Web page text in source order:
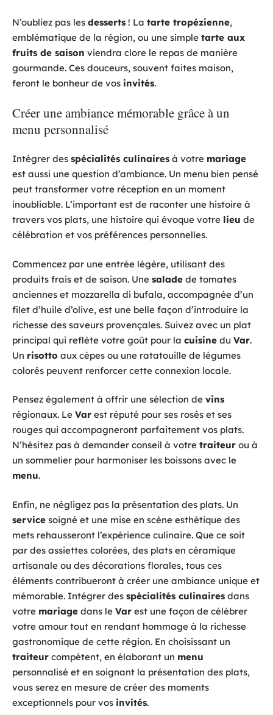
N’oubliez pas les desserts ! La tarte tropézienne,
emblématique de la région, ou une simple tarte aux
fruits de saison viendra clore le repas de manière
gourmande. Ces douceurs, souvent faites maison,
feront le bonheur de vos invités.
Créer une ambiance mémorable grâce à un
menu personnalisé
Intégrer des spécialités culinaires à votre mariage
est aussi une question d’ambiance. Un menu bien pensé
peut transformer votre réception en un moment
inoubliable. L’important est de raconter une histoire à
travers vos plats, une histoire qui évoque votre lieu de
célébration et vos préférences personnelles.
Commencez par une entrée légère, utilisant des
produits frais et de saison. Une salade de tomates
anciennes et mozzarella di bufala, accompagnée d’un
filet d’huile d’olive, est une belle façon d’introduire la
richesse des saveurs provençales. Suivez avec un plat
principal qui reflète votre goût pour la cuisine du Var.
Un risotto aux cèpes ou une ratatouille de légumes
colorés peuvent renforcer cette connexion locale.
Pensez également à offrir une sélection de vins
régionaux. Le Var est réputé pour ses rosés et ses
rouges qui accompagneront parfaitement vos plats.
N’hésitez pas à demander conseil à votre traiteur ou à
un sommelier pour harmoniser les boissons avec le
menu.
Enfin, ne négligez pas la présentation des plats. Un
service soigné et une mise en scène esthétique des
mets rehausseront l’expérience culinaire. Que ce soit
par des assiettes colorées, des plats en céramique
artisanale ou des décorations florales, tous ces
éléments contribueront à créer une ambiance unique et
mémorable. Intégrer des spécialités culinaires dans
votre mariage dans le Var est une façon de célébrer
votre amour tout en rendant hommage à la richesse
gastronomique de cette région. En choisissant un
traiteur compétent, en élaborant un menu
personnalisé et en soignant la présentation des plats,
vous serez en mesure de créer des moments
exceptionnels pour vos invités.